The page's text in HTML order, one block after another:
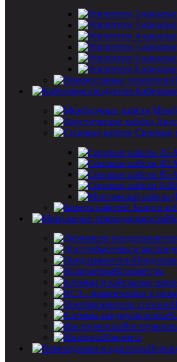
Силовые
Защита
Вольтметры
Изолента